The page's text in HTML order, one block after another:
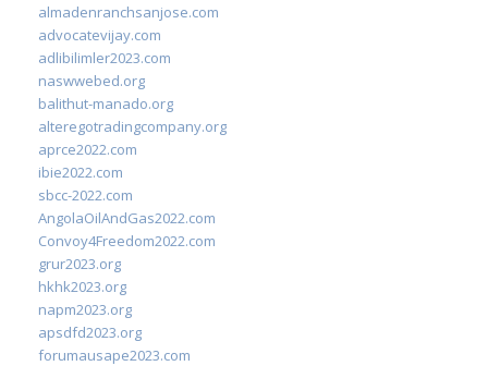
almadenranchsanjose.com
advocatevijay.com
adlibilimler2023.com
naswwebed.org
balithut-manado.org
alteregotradingcompany.org
aprce2022.com
ibie2022.com
sbcc-2022.com
AngolaOilAndGas2022.com
Convoy4Freedom2022.com
grur2023.org
hkhk2023.org
napm2023.org
apsdfd2023.org
forumausape2023.com